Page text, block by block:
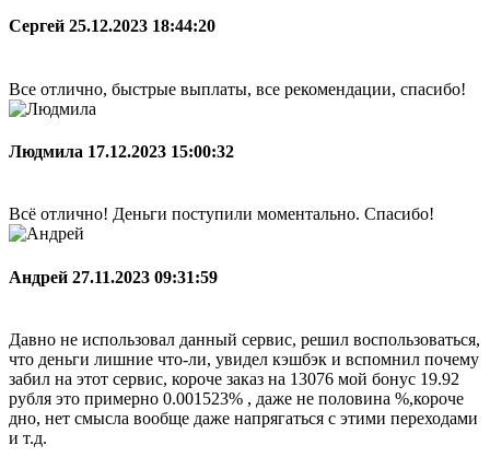
Сергей 25.12.2023 18:44:20
Все отлично, быстрые выплаты, все рекомендации, спасибо!
Людмила 17.12.2023 15:00:32
Всё отлично! Деньги поступили моментально. Спасибо!
Андрей 27.11.2023 09:31:59
Давно не использовал данный сервис, решил воспользоваться,
что деньги лишние что-ли, увидел кэшбэк и вспомнил почему
забил на этот сервис, короче заказ на 13076 мой бонус 19.92
рубля это примерно 0.001523% , даже не половина %,короче
дно, нет смысла вообще даже напрягаться с этими переходами
и т.д.